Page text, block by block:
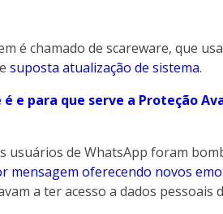
é chamado de scareware, que
suposta atualização de sistema.
e para que serve a Proteção
usuários de WhatsApp foram
mensagem oferecendo novos
a ter acesso a dados pessoais